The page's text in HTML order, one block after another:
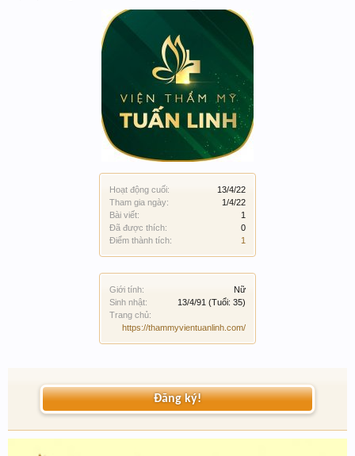
Hoạt động cuối:
13/4/22
Tham gia ngày:
1/4/22
Bài viết:
1
Đã được thích:
0
Điểm thành tích:
1
Giới tính:
Nữ
Sinh nhật:
13/4/91 (Tuổi: 35)
Trang chủ:
https://thammyvientuanlinh.com/
Đăng ký!